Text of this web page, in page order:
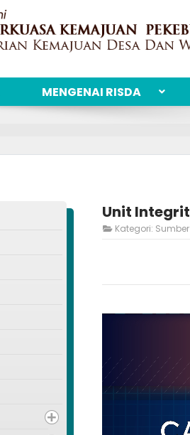
MENGENAI RISDA
Unit
Kategori: Sumber